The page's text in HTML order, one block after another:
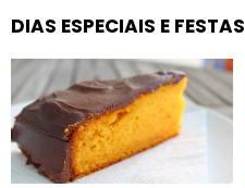
DIAS ESPECIAIS E FESTAS